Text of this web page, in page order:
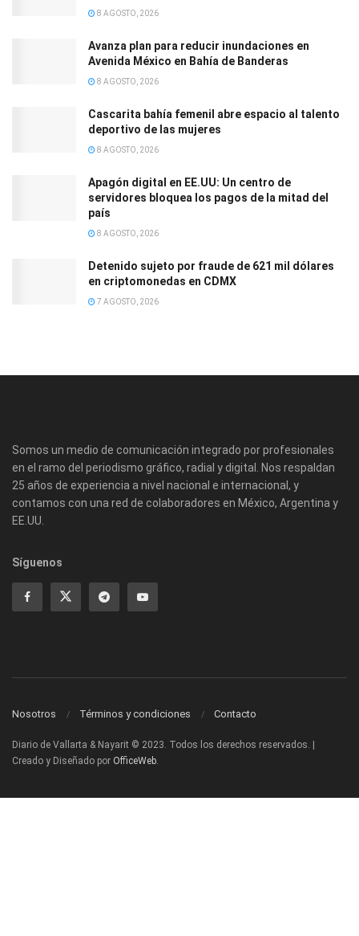
8 AGOSTO, 2026
Avanza plan para reducir inundaciones en
Avenida México en Bahía de Banderas
8 AGOSTO, 2026
Cascarita bahía femenil abre espacio al talento
deportivo de las mujeres
8 AGOSTO, 2026
Apagón digital en EE.UU: Un centro de
servidores bloquea los pagos de la mitad del
país
8 AGOSTO, 2026
Detenido sujeto por fraude de 621 mil dólares
en criptomonedas en CDMX
7 AGOSTO, 2026
Somos un medio de comunicación integrado por profesionales
en el ramo del periodismo gráfico, radial y digital. Nos respaldan
25 años de experiencia a nivel nacional e internacional, y
contamos con una red de colaboradores en México, Argentina y
EE.UU.
Síguenos
Nosotros Términos y condiciones Contacto
Diario de Vallarta & Nayarit © 2023. Todos los derechos reservados. |
Creado y Diseñado por OfficeWeb.